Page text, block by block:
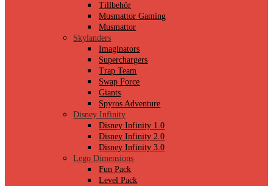
Tillbehör
Musmattor Gaming
Musmattor
Skylanders
Imaginators
Superchargers
Trap Team
Swap Force
Giants
Spyros Adventure
Disney Infinity
Disney Infinity 1.0
Disney Infinity 2.0
Disney Infinity 3.0
Lego Dimensions
Fun Pack
Level Pack